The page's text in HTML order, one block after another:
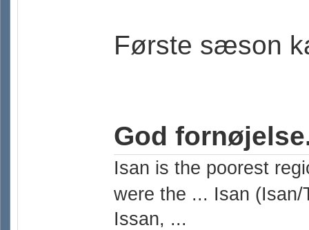
Første sæson
God
Isan is the poorest
were the ... Isan
Issan, ...